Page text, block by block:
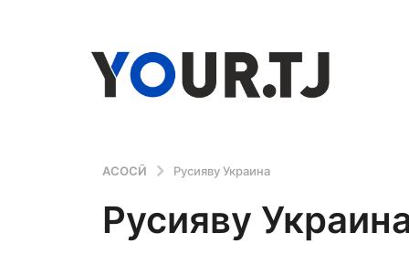
АСОСӢ Русияву Украина
Русияву